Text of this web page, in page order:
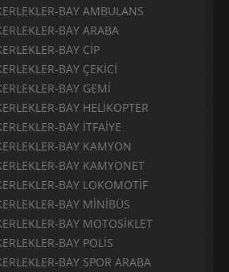
BAY AMBULANS
BAY ARABA
BAY CİP
BAY ÇEKİCİ
BAY GEMİ
BAY HELİKOPTER
BAY İTFAİYE
BAY KAMYON
BAY KAMYONET
BAY LOKOMOTİF
BAY MİNİBÜS
BAY MOTOSİKLET
BAY POLİS
BAY SPOR ARABA